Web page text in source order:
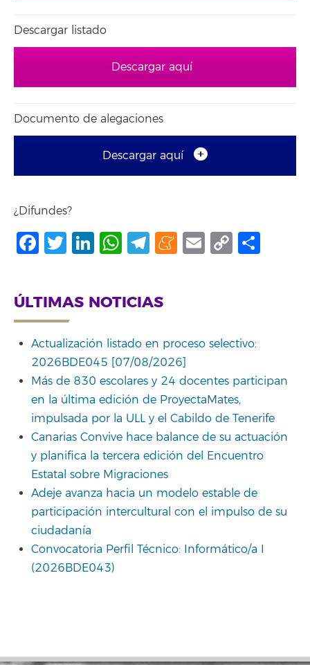
Descargar listado
Descargar aquí
Documento de alegaciones
Descargar aquí
¿Difundes?
Facebook
Twitter
LinkedIn
WhatsApp
Telegram
Meneame
Email
Copy
ÚLTIMAS NOTICIAS
Actualización listado en proceso selectivo:
2026BDE045 [07/08/2026]
Más de 830 escolares y 24 docentes participan
en la última edición de ProyectaMates,
impulsada por la ULL y el Cabildo de Tenerife
Canarias Convive hace balance de su actuación
y planifica la tercera edición del Encuentro
Estatal sobre Migraciones
Adeje avanza hacia un modelo estable de
participación intercultural con el impulso de su
ciudadanía
Convocatoria Perfil Técnico: Informático/a I
(2026BDE043)